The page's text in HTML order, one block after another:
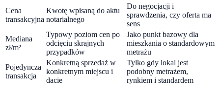
Cena
transakcyjna
Kwotę wpisaną do aktu
notarialnego
Do negocjacji i
sprawdzenia, czy oferta ma
sens
Mediana
zł/m²
Typowy poziom cen po
odcięciu skrajnych
przypadków
Jako punkt bazowy dla
mieszkania o standardowym
metrażu
Pojedyncza
transakcja
Konkretną sprzedaż w
konkretnym miejscu i
dacie
Tylko gdy lokal jest
podobny metrażem,
rynkiem i standardem